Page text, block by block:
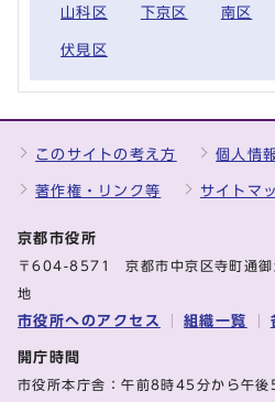
山科区 下京区 南区
伏見区
このサイトの考え方 個人情
著作権・リンク等 サイトマ
京都市役所
〒604-8571 京都市中京区寺町通御
地
市役所へのアクセス 組織一覧
開庁時間
市役所本庁舎：午前8時45分から午